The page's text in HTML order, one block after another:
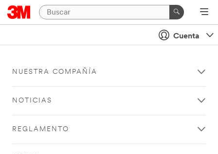
Cuenta
NUESTRA COMPAÑÍA
NOTICIAS
REGLAMENTO